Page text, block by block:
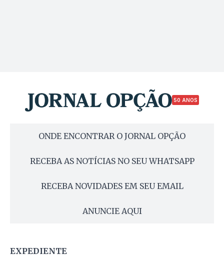
50 ANOS
ONDE ENCONTRAR O JORNAL OPÇÃO
RECEBA AS NOTÍCIAS NO SEU WHATSAPP
RECEBA NOVIDADES EM SEU EMAIL
ANUNCIE AQUI
EXPEDIENTE